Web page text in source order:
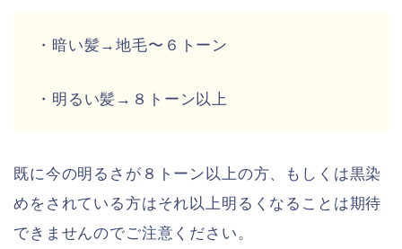
・暗い髪→地毛〜６トーン
・明るい髪→８トーン以上
既に今の明るさが８トーン以上の方、もしくは黒染
めをされている方はそれ以上明るくなることは期待
できませんのでご注意ください。